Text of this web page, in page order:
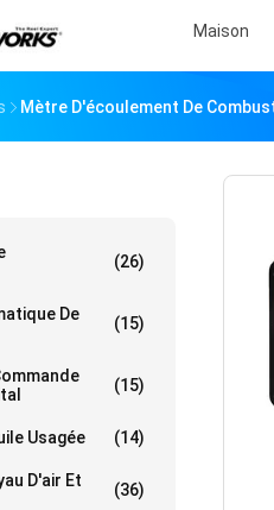
Maison
Mètre D'écoulement De
(26)
De
(15)
(15)
Usagée (14)
D'air Et
(36)